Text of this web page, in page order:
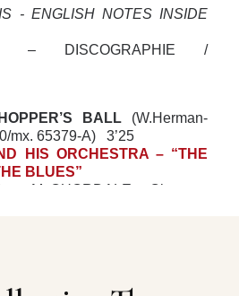
- ENGLISH NOTES INSIDE
– DISCOGRAPHIE /
BALL (W.Herman-
mx. 65379-A) 3’25
HIS ORCHESTRA – “THE
BLUES”
CARLSON (dm). New York